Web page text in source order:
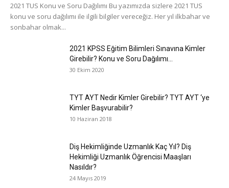
2021 TUS Konu ve Soru Dağılımı Bu yazımızda sizlere 2021 TUS
konu ve soru dağılımı ile ilgili bilgiler vereceğiz. Her yıl ilkbahar ve
sonbahar olmak...
2021 KPSS Eğitim Bilimleri Sınavına Kimler
Girebilir? Konu ve Soru Dağılımı...
30 Ekim 2020
TYT AYT Nedir Kimler Girebilir? TYT AYT ‘ye
Kimler Başvurabilir?
10 Haziran 2018
Diş Hekimliğinde Uzmanlık Kaç Yıl? Diş
Hekimliği Uzmanlık Öğrencisi Maaşları
Nasıldır?
24 Mayıs 2019